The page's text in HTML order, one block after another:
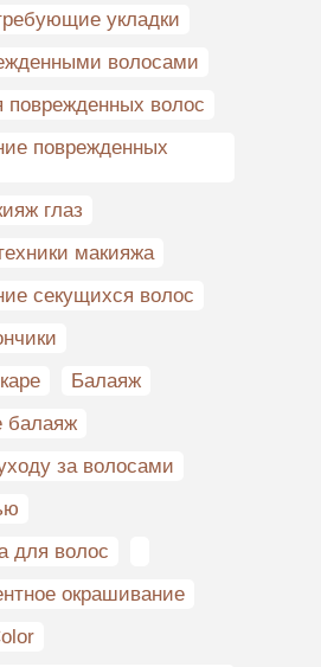
укладки
волосами
поврежденных волос
поврежденных
глаз
макияжа
секущихся волос
Балаяж
балаяж
за волосами
для волос
окрашивание